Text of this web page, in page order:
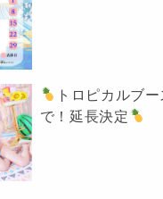
トロピカルブ
で！延長決定